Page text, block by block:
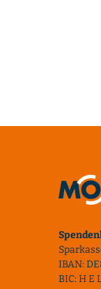
IBAN:
BIC: H E